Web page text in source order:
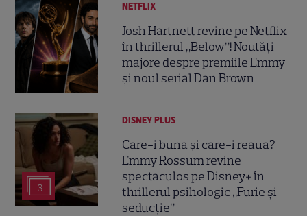
NETFLIX
Josh Hartnett revine pe Netflix
în thrillerul „Below”! Noutăți
majore despre premiile Emmy
și noul serial Dan Brown
3
DISNEY PLUS
Care-i buna și care-i reaua?
Emmy Rossum revine
spectaculos pe Disney+ în
thrillerul psihologic „Furie și
seducție”